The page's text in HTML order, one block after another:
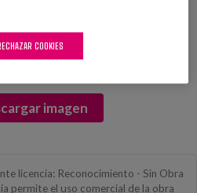
ruedas, cocinando, hogar,
de cocina, delantal
imagen
licencia: Reconocimiento - Sin Obra
permite el uso comercial de la obra
COOKIES